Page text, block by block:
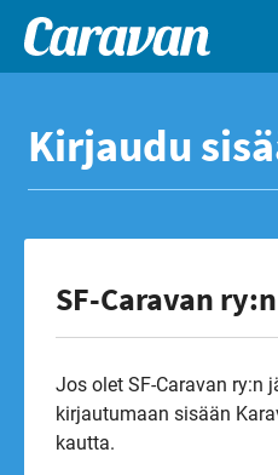
sisältöön
Caravan-
Leirintämatkailun
Kirjaudu
SF-Caravan
Jos olet SF-Caravan ry:n
kirjautumaan sisään
kautta.